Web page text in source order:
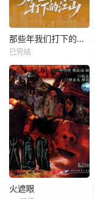
那些年我们打下的江山
已完结
火遮眼